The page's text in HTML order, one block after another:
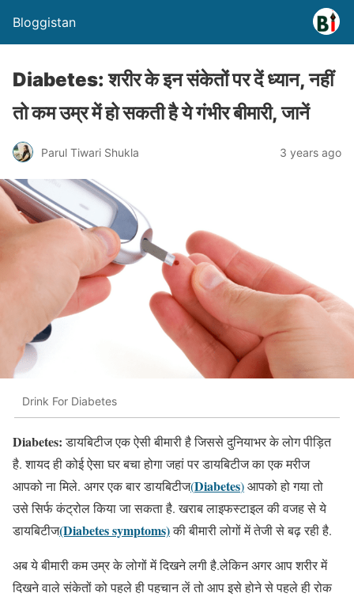
Bloggistan
Diabetes: शरीर के इन संकेतों पर दें ध्यान, नहीं
तो कम उम्र में हो सकती है ये गंभीर बीमारी, जानें
Parul Tiwari Shukla 3 years ago
Drink For Diabetes
Diabetes:डायबिटीज एक ऐसी बीमारी है जिससे दुनियाभर के लोग पीड़ित
है. शायद ही कोई ऐसा घर बचा होगा जहां पर डायबिटीज का एक मरीज
आपको ना मिले. अगर एक बार डायबिटीज(Diabetes)आपको हो गया तो
उसे सिर्फ कंट्रोल किया जा सकता है. खराब लाइफस्टाइल की वजह से ये
डायबिटीज(Diabetes symptoms)की बीमारी लोगों में तेजी से बढ़ रही है.
अब ये बीमारी कम उम्र के लोगों में दिखने लगी है.लेकिन अगर आप शरीर में
दिखने वाले संकेतों को पहले ही पहचान लें तो आप इसे होने से पहले ही रोक